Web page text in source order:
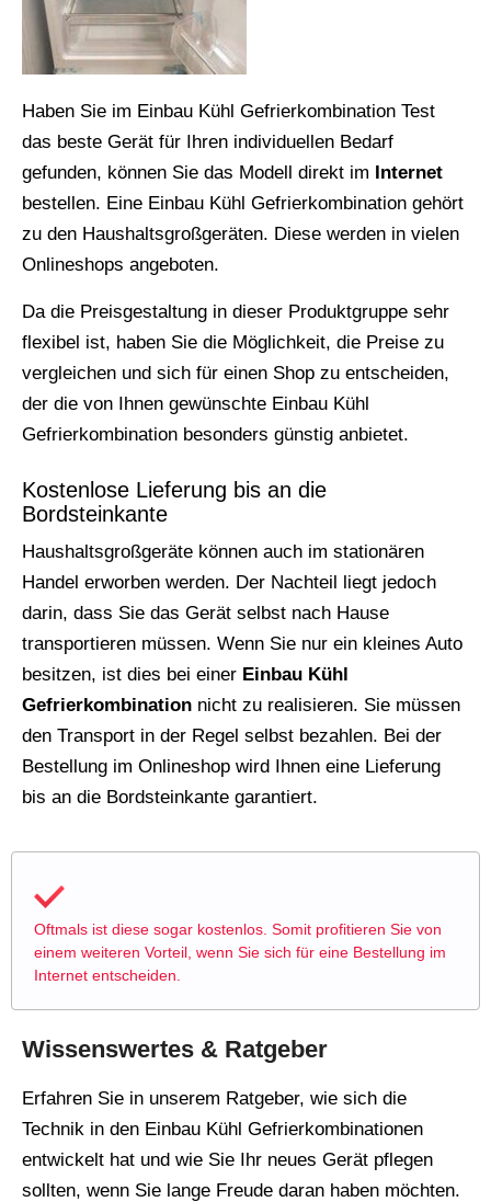
Haben Sie im Einbau Kühl Gefrierkombination Test
das beste Gerät für Ihren individuellen Bedarf
gefunden, können Sie das Modell direkt im Internet
bestellen. Eine Einbau Kühl Gefrierkombination gehört
zu den Haushaltsgroßgeräten. Diese werden in vielen
Onlineshops angeboten.
Da die Preisgestaltung in dieser Produktgruppe sehr
flexibel ist, haben Sie die Möglichkeit, die Preise zu
vergleichen und sich für einen Shop zu entscheiden,
der die von Ihnen gewünschte Einbau Kühl
Gefrierkombination besonders günstig anbietet.
Kostenlose Lieferung bis an die
Bordsteinkante
Haushaltsgroßgeräte können auch im stationären
Handel erworben werden. Der Nachteil liegt jedoch
darin, dass Sie das Gerät selbst nach Hause
transportieren müssen. Wenn Sie nur ein kleines Auto
besitzen, ist dies bei einer Einbau Kühl
Gefrierkombination nicht zu realisieren. Sie müssen
den Transport in der Regel selbst bezahlen. Bei der
Bestellung im Onlineshop wird Ihnen eine Lieferung
bis an die Bordsteinkante garantiert.
Oftmals ist diese sogar kostenlos. Somit profitieren Sie von
einem weiteren Vorteil, wenn Sie sich für eine Bestellung im
Internet entscheiden.
Wissenswertes & Ratgeber
Erfahren Sie in unserem Ratgeber, wie sich die
Technik in den Einbau Kühl Gefrierkombinationen
entwickelt hat und wie Sie Ihr neues Gerät pflegen
sollten, wenn Sie lange Freude daran haben möchten.